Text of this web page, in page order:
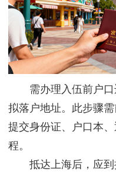
需办理入伍前户口
拟落户地址。此步骤
提交身份证、户口本
程。
抵达上海后，应到